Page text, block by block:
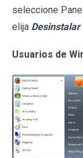
seleccione
elija
Usuarios de